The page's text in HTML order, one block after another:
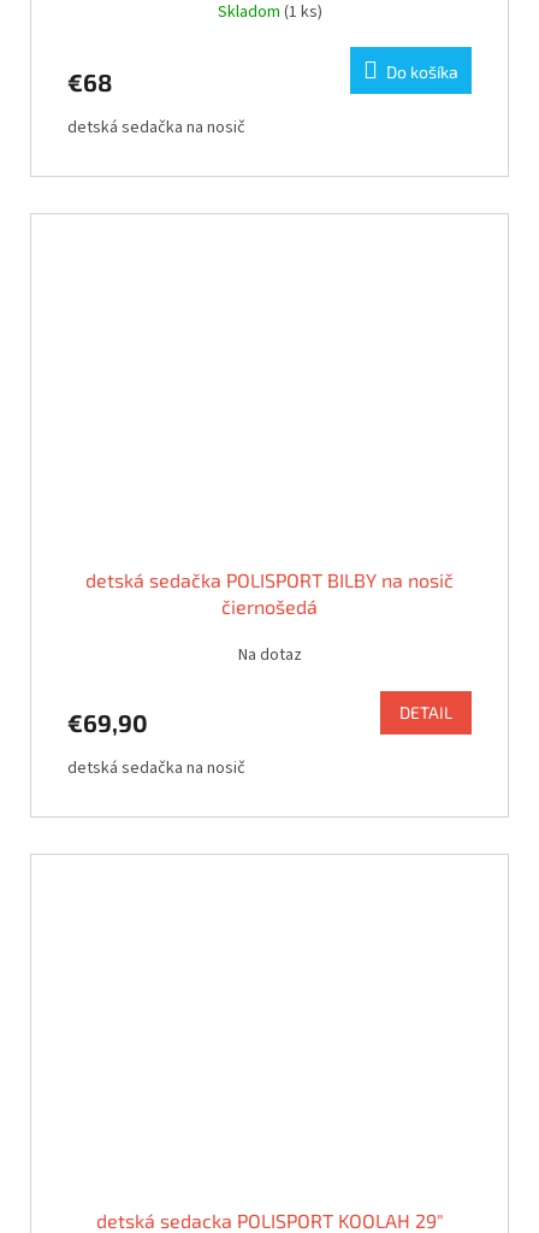
Skladom (1 ks)
€68 Do košíka
detská sedačka na nosič
detská sedačka POLISPORT BILBY na nosič
čiernošedá
Na dotaz
€69,90 DETAIL
detská sedačka na nosič
detská sedacka POLISPORT KOOLAH 29"